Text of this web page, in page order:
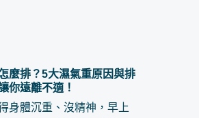
麼排？5大濕氣重原因與排
你遠離不適！
身體沉重、沒精神，早上